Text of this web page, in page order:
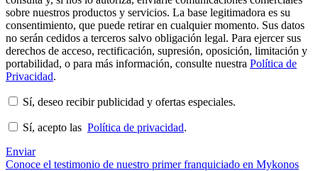
sobre nuestros productos y servicios. La base legitimadora es su
consentimiento, que puede retirar en cualquier momento. Sus datos
no serán cedidos a terceros salvo obligación legal. Para ejercer sus
derechos de acceso, rectificación, supresión, oposición, limitación y
portabilidad, o para más información, consulte nuestra Política de
Privacidad.
Sí, deseo recibir publicidad y ofertas especiales.
Sí, acepto las Política de privacidad.
Enviar
Conoce el testimonio de nuestro primer franquiciado en Mykonos